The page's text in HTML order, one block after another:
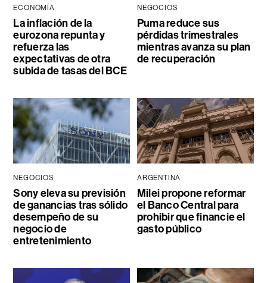
ECONOMÍA
La inflación de la
eurozona repunta y
refuerza las
expectativas de otra
subida de tasas del BCE
NEGOCIOS
Puma reduce sus
pérdidas trimestrales
mientras avanza su plan
de recuperación
NEGOCIOS
Sony eleva su previsión
de ganancias tras sólido
desempeño de su
negocio de
entretenimiento
ARGENTINA
Milei propone reformar
el Banco Central para
prohibir que financie el
gasto público